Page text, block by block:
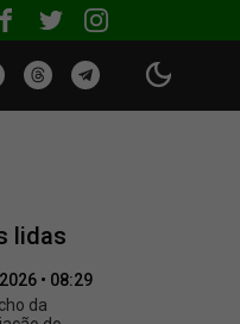
lidas
• 08:29
da